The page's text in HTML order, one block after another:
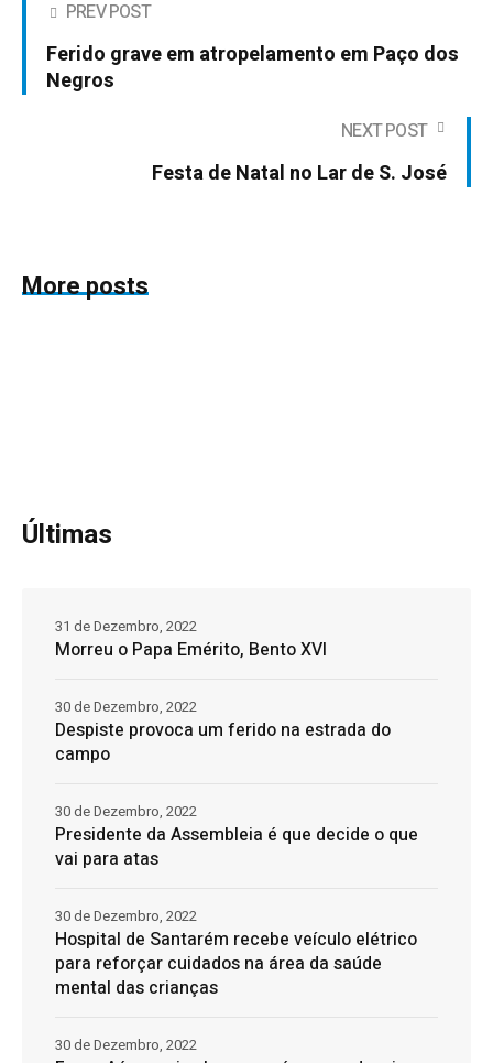
PREV POST
Ferido grave em atropelamento em Paço dos
Negros
NEXT POST
Festa de Natal no Lar de S. José
More posts
Últimas
Morreu o Papa Emérito, Bento XVI
31 de Dezembro, 2022
Despiste provoca um ferido na estrada do
campo
30 de Dezembro, 2022
Presidente da Assembleia é que decide o que
vai para atas
30 de Dezembro, 2022
Hospital de Santarém recebe veículo elétrico
para reforçar cuidados na área da saúde
mental das crianças
30 de Dezembro, 2022
30 de Dezembro, 2022